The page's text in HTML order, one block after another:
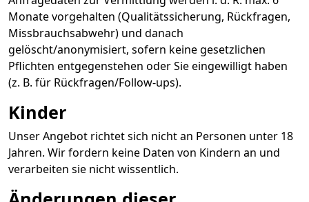
Monate vorgehalten (Qualitätssicherung, Rückfragen,
Missbrauchsabwehr) und danach
gelöscht/anonymisiert, sofern keine gesetzlichen
Pflichten entgegenstehen oder Sie eingewilligt haben
(z. B. für Rückfragen/Follow-ups).
Kinder
Unser Angebot richtet sich nicht an Personen unter 18
Jahren. Wir fordern keine Daten von Kindern an und
verarbeiten sie nicht wissentlich.